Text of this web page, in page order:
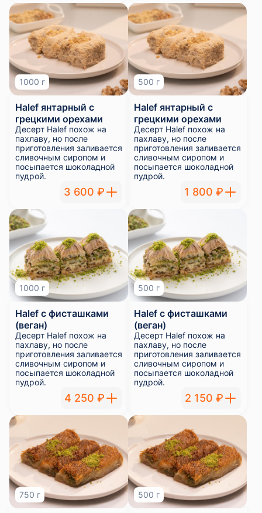
1000 г
Halef янтарный с
грецкими орехами
Десерт Halef похож на
пахлаву, но после
приготовления заливается
сливочным сиропом и
посыпается шоколадной
пудрой.
3 600 ₽
500 г
Halef янтарный с
грецкими орехами
Десерт Halef похож на
пахлаву, но после
приготовления заливается
сливочным сиропом и
посыпается шоколадной
пудрой.
1 800 ₽
1000 г
Halef с фисташками
(веган)
Десерт Halef похож на
пахлаву, но после
приготовления заливается
сливочным сиропом и
посыпается шоколадной
пудрой.
4 250 ₽
500 г
Halef с фисташками
(веган)
Десерт Halef похож на
пахлаву, но после
приготовления заливается
сливочным сиропом и
посыпается шоколадной
пудрой.
2 150 ₽
750 г 500 г